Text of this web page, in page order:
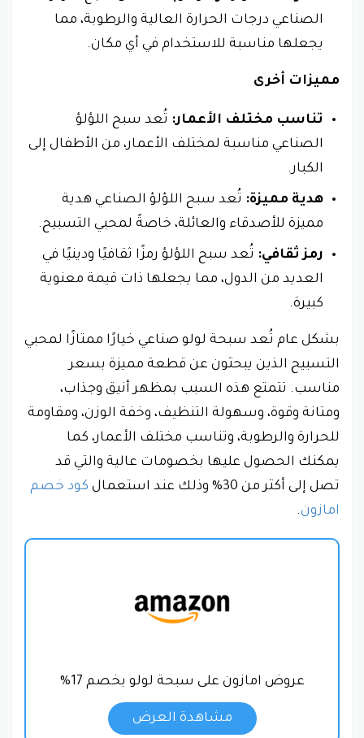
الصناعي درجات الحرارة العالية والرطوبة، مما
يجعلها مناسبة للاستخدام في أي مكان.
مميزات أخرى
تناسب مختلف الأعمار: تُعد سبح اللؤلؤ
الصناعي مناسبة لمختلف الأعمار، من الأطفال إلى
الكبار.
هدية مميزة: تُعد سبح اللؤلؤ الصناعي هدية
مميزة للأصدقاء والعائلة، خاصةً لمحبي التسبيح.
رمز ثقافي: تُعد سبح اللؤلؤ رمزًا ثقافيًا ودينيًا في
العديد من الدول، مما يجعلها ذات قيمة معنوية
كبيرة.
بشكل عام تُعد سبحة لولو صناعي خيارًا ممتازًا لمحبي
التسبيح الذين يبحثون عن قطعة مميزة بسعر
مناسب. تتمتع هذه السبب بمظهر أنيق وجذاب،
ومتانة وقوة، وسهولة التنظيف، وخفة الوزن، ومقاومة
للحرارة والرطوبة، وتناسب مختلف الأعمار، كما
يمكنك الحصول عليها بخصومات عالية والتي قد
تصل إلى أكثر من 30% وذلك عند استعمال
كود خصم
امازون.
عروض امازون على سبحة لولو بخصم 17%
مشاهدة العرض